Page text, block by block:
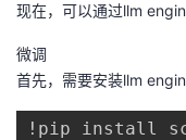
现在，可以通过llm
微调
首先，需要安装llm
!pip install